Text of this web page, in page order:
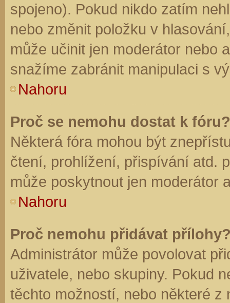
spojeno). Pokud nikdo zatím
nebo změnit položku v
může učinit jen moderátor nebo
snažíme zabránit manipulaci s
Nahoru
Proč se nemohu dostat k fóru?
Některá fóra mohou být
čtení, prohlížení, přispívání atd.
může poskytnout jen moderátor
Nahoru
Proč nemohu přidávat
Administrátor může povolovat
uživatele, nebo skupiny. Pokud
těchto možností, nebo některé z